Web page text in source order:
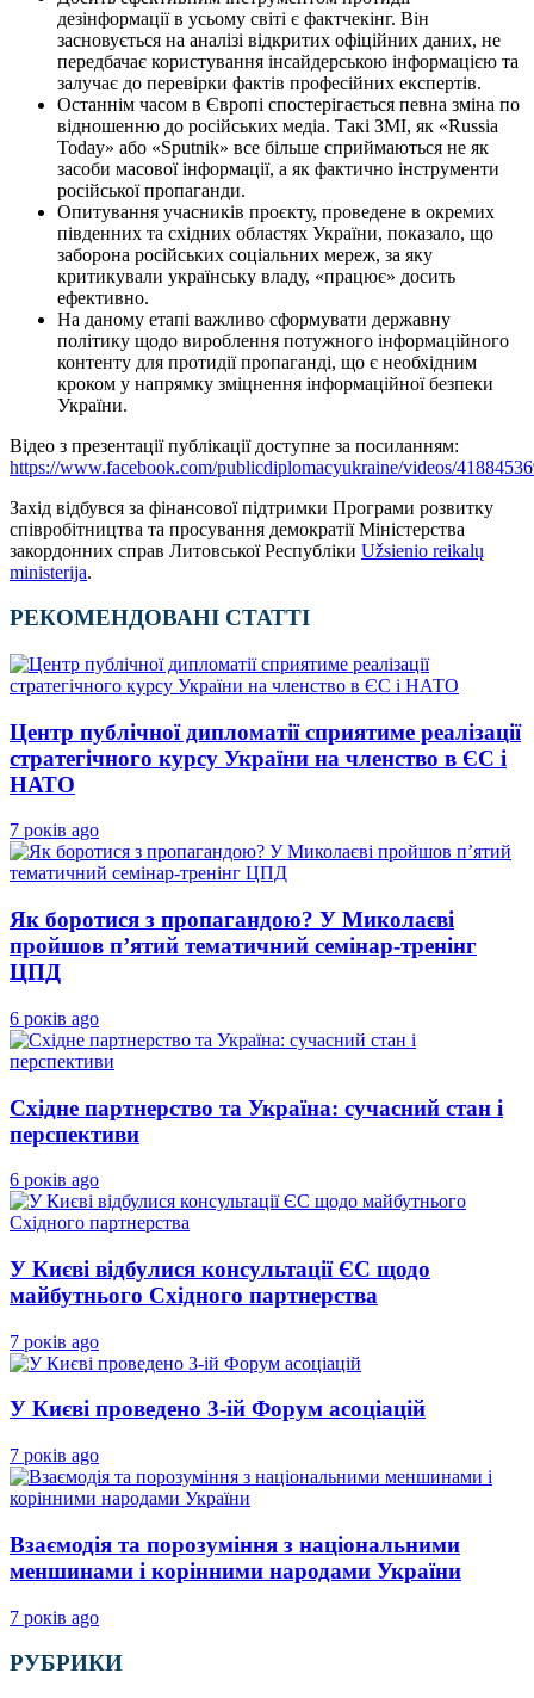
дезінформації в усьому світі є фактчекінг. Він
засновується на аналізі відкритих офіційних даних, не
передбачає користування інсайдерською інформацією та
залучає до перевірки фактів професійних експертів.
Останнім часом в Європі спостерігається певна зміна по
відношенню до російських медіа. Такі ЗМІ, як «Russia
Today» або «Sputnik» все більше сприймаються не як
засоби масової інформації, а як фактично інструменти
російської пропаганди.
Опитування учасників проєкту, проведене в окремих
південних та східних областях України, показало, що
заборона російських соціальних мереж, за яку
критикували українську владу, «працює» досить
ефективно.
На даному етапі важливо сформувати державну
політику щодо вироблення потужного інформаційного
контенту для протидії пропаганді, що є необхідним
кроком у напрямку зміцнення інформаційної безпеки
України.
Відео з презентації публікації доступне за посиланням:
https://www.facebook.com/publicdiplomacyukraine/videos/
Захід відбувся за фінансової підтримки Програми розвитку
співробітництва та просування демократії Міністерства
закордонних справ Литовської Республіки Užsienio reikalų
ministerija.
РЕКОМЕНДОВАНІ СТАТТІ
Центр публічної дипломатії сприятиме реалізації
стратегічного курсу України на членство в ЄС і
НАТО
7 років ago
Як боротися з пропагандою? У Миколаєві
пройшов п’ятий тематичний семінар-тренінг
ЦПД
6 років ago
Східне партнерство та Україна: сучасний стан і
перспективи
6 років ago
У Києві відбулися консультації ЄС щодо
майбутнього Східного партнерства
7 років ago
У Києві проведено 3-ій Форум асоціацій
7 років ago
Взаємодія та порозуміння з національними
меншинами і корінними народами України
7 років ago
РУБРИКИ